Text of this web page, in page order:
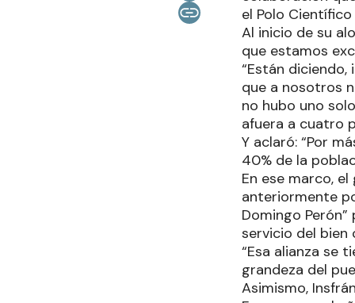
el Polo
Al inicio de su
que estamos
“Están
que a nosotros
no hubo uno
afuera a cuatro
Y aclaró: “Por
40% de la
En ese marco,
anteriormente
Domingo
servicio del bien
“Esa alianza se
grandeza del
Asimismo,